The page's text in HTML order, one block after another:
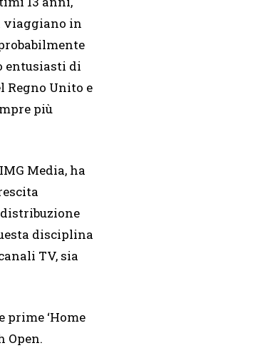
viaggiano in
entusiasti di
Regno Unito e
più
Media, ha
disciplina
TV, sia
prime ‘Home
Open.